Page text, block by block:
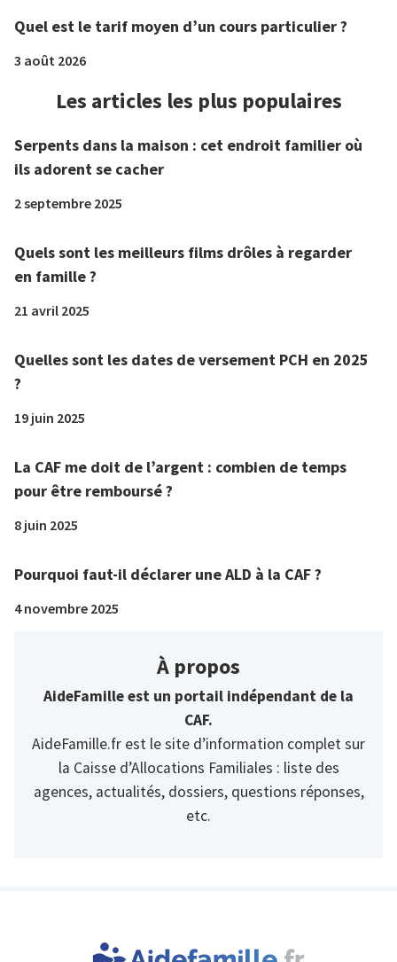
Quel est le tarif moyen d’un cours particulier ?
3 août 2026
Les articles les plus populaires
Serpents dans la maison : cet endroit familier où
ils adorent se cacher
2 septembre 2025
Quels sont les meilleurs films drôles à regarder
en famille ?
21 avril 2025
Quelles sont les dates de versement PCH en 2025
?
19 juin 2025
La CAF me doit de l’argent : combien de temps
pour être remboursé ?
8 juin 2025
Pourquoi faut-il déclarer une ALD à la CAF ?
4 novembre 2025
À propos
AideFamille est un portail indépendant de la
CAF.
AideFamille.fr est le site d’information complet sur
la Caisse d’Allocations Familiales : liste des
agences, actualités, dossiers, questions réponses,
etc.